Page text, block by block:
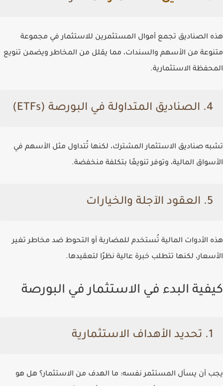
هذه الصناديق تجمع أموال المستثمرين للاستثمار في مجموعة
متنوعة من الأسهم والسندات، مما يقلل من المخاطر ويضمن تنويع
المحفظة الاستثمارية.
4. الصناديق المتداولة في البورصة (ETFs)
تشبه صناديق الاستثمار المشترك، لكنها تُتداول مثل الأسهم في
الأسواق المالية، وتوفر تنويعًا بتكلفة منخفضة.
5. العقود الآجلة والخيارات
هذه الأدوات المالية تُستخدم للمضاربة أو التحوط ضد مخاطر تغير
الأسعار، لكنها تتطلب خبرة عالية نظرًا لتعقيدها.
كيفية البدء في الاستثمار في البورصة
1. تحديد الأهداف الاستثمارية
يجب أن يسأل المستثمر نفسه: ما الهدف من الاستثمار؟ هل هو